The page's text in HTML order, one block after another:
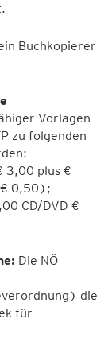
Buchkopierer
Vorlagen
zu folgenden
3,00 plus €
€ 0,50);
CD/DVD €
Die NÖ
die
für